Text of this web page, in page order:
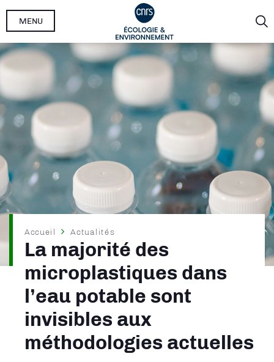
Aller
principal
MENU
Fil
d'Ariane
Accueil Actualités
La majorité des
microplastiques dans
l’eau potable sont
invisibles aux
méthodologies actuelles